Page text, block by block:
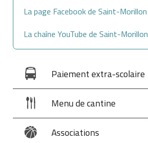
La page Facebook de Saint-Morillon
La chaîne YouTube de Saint-Morillon
Paiement extra-scolaire
Menu de cantine
Associations